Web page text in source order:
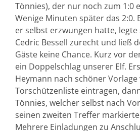
Tönnies), der nur noch zum 1:0
Wenige Minuten später das 2:0.
er selbst erzwungen hatte, legte
Cedric Bessell zurecht und ließ
Gäste keine Chance. Kurz vor
ein Doppelschlag unserer Elf.
Heymann nach schöner
Torschützenliste eintragen,
Tönnies, welcher selbst nach
seinen zweiten Treffer
Mehrere Einladungen zu